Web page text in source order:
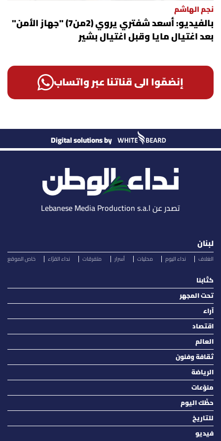
نجم الهاشم
بالفيديو: أسعد شفتري يروي (2من7) "جهاز الأمن"
بعد اغتيال مايا وقبل اغتيال بشير
إنضمّوا الى قناتنا عبر واتساب
Digital solutions by
تصدر عن Lebanese Media Production s.a.l
لبنان
الغلاف نداء اليوم محليات أسرار متفرقات نداء القرّاء خاص الموقع
كتّابنا
تحت المجهر
آراء
اقتصاد
العالم
ثقافة وفنون
الرياضة
منوّعات
حظّك اليوم
للتاريخ
فيديو